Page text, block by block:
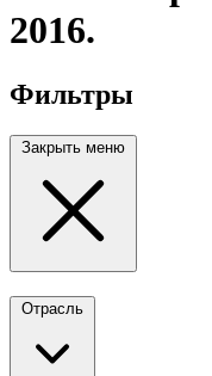
2016.
Фильтры
Закрыть меню
Отрасль